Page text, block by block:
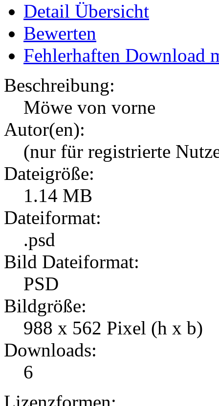
Detail Übersicht
Bewerten
Fehlerhaften Download
Beschreibung:
Möwe von vorne
Autor(en):
(nur für registrierte
Dateigröße:
1.14 MB
Dateiformat:
.psd
Bild Dateiformat:
PSD
Bildgröße:
988 x 562 Pixel (h x b)
Downloads:
6